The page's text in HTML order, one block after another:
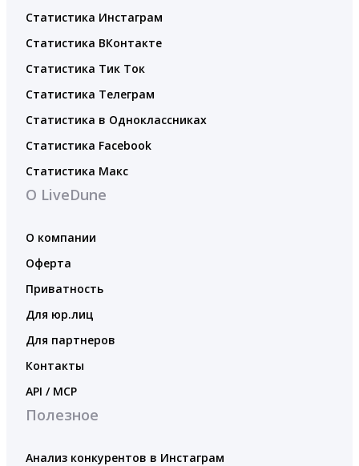
Статистика Инстаграм
Статистика ВКонтакте
Статистика Тик Ток
Статистика Телеграм
Статистика в Одноклассниках
Статистика Facebook
Статистика Макс
О LiveDune
О компании
Оферта
Приватность
Для юр.лиц
Для партнеров
Контакты
API / MCP
Полезное
Анализ конкурентов в Инстаграм